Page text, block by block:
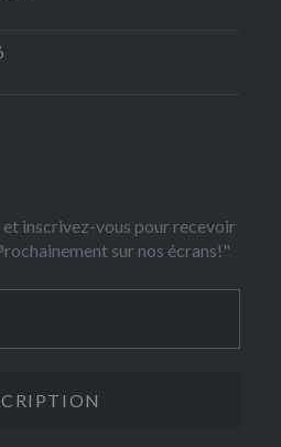
inscrivez-vous pour recevoir
sur nos écrans!"